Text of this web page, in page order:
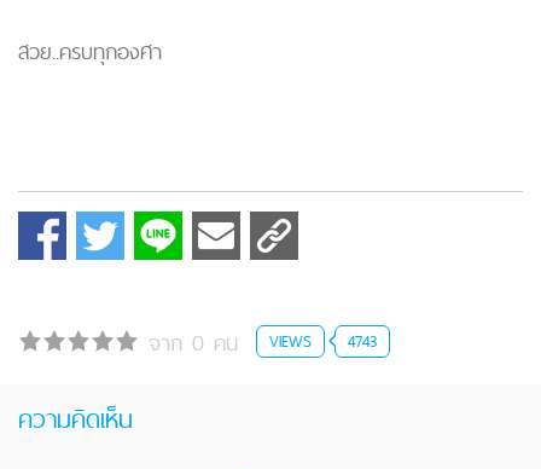
สวย..ครบทุกองศา
จาก 0 คน VIEWS 4743
ความคิดเห็น